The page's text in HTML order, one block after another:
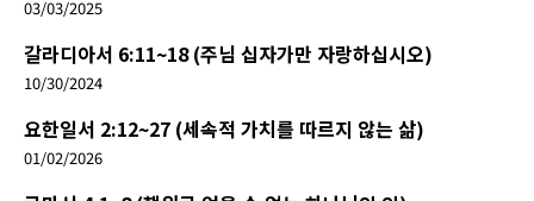
03/03/2025
갈라디아서 6:11~18 (주님 십자가만 자랑하십시오)
10/30/2024
요한일서 2:12~27 (세속적 가치를 따르지 않는 삶)
01/02/2026